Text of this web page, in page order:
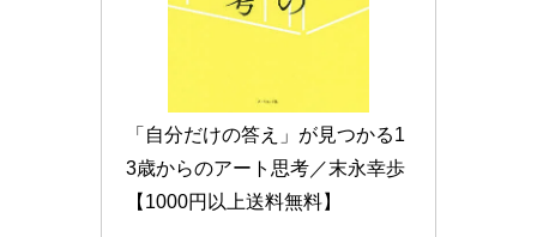
「自分だけの答え」が見つかる1
3歳からのアート思考／末永幸歩
【1000円以上送料無料】